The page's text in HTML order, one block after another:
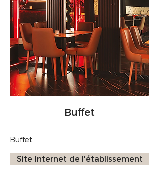
Buffet
Buffet
Site Internet de l'établissement